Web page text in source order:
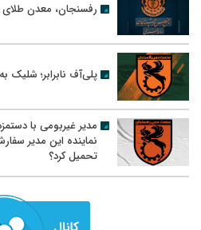
رفسنجان، معدن طلای
پلی‌آف نابرابر؛ شلیک
نماینده این مدیر
تحمیل کرد؟